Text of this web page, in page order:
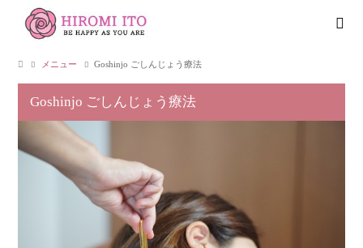
メニュー Goshinjo ごしんじょう療法
Goshinjo ごしんじょう療法